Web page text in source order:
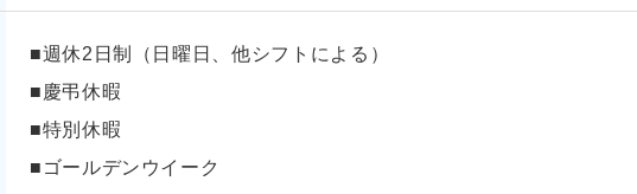
■週休2日制（日曜日、他シフトによる）
■慶弔休暇
■特別休暇
■ゴールデンウイーク